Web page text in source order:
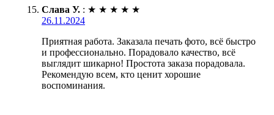
Слава У. : ★ ★ ★ ★ ★
26.11.2024
Приятная работа. Заказала печать фото, всё быстро
и профессионально. Порадовало качество, всё
выглядит шикарно! Простота заказа порадовала.
Рекомендую всем, кто ценит хорошие
воспоминания.